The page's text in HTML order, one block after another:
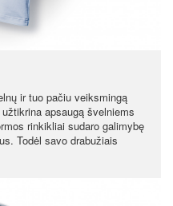
ir tuo pačiu veiksmingą
apsaugą švelniems
rinkikliai sudaro galimybę
Todėl savo drabužiais